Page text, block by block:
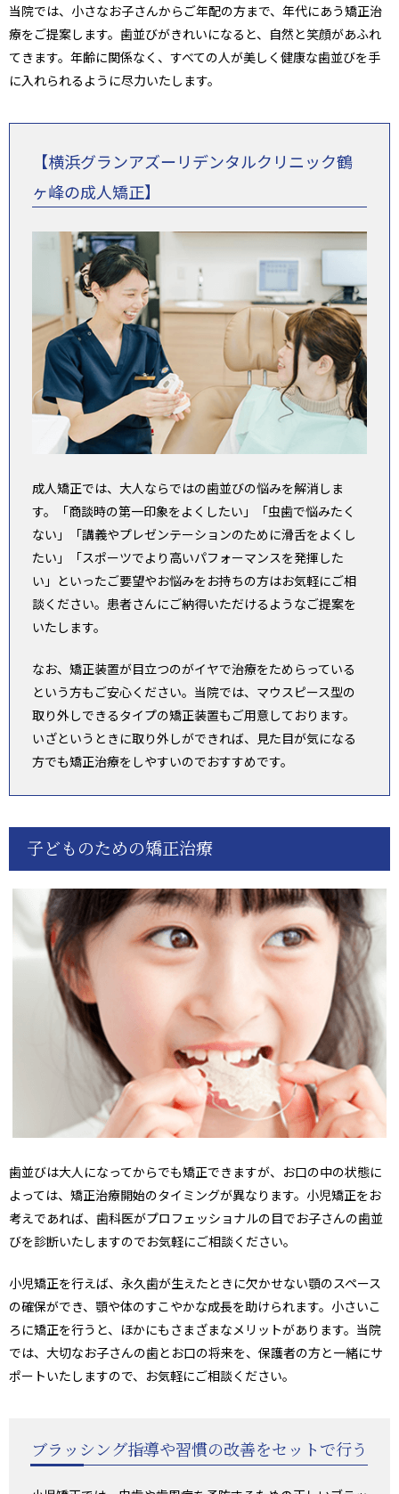
当院では、小さなお子さんからご年配の方まで、年代にあう矯正治
療をご提案します。歯並びがきれいになると、自然と笑顔があふれ
てきます。年齢に関係なく、すべての人が美しく健康な歯並びを手
に入れられるように尽力いたします。
【横浜グランアズーリデンタルクリニック鶴
ヶ峰の成人矯正】
成人矯正では、大人ならではの歯並びの悩みを解消しま
す。「商談時の第一印象をよくしたい」「虫歯で悩みたく
ない」「講義やプレゼンテーションのために滑舌をよくし
たい」「スポーツでより高いパフォーマンスを発揮した
い」といったご要望やお悩みをお持ちの方はお気軽にご相
談ください。患者さんにご納得いただけるようなご提案を
いたします。
なお、矯正装置が目立つのがイヤで治療をためらっている
という方もご安心ください。当院では、マウスピース型の
取り外しできるタイプの矯正装置もご用意しております。
いざというときに取り外しができれば、見た目が気になる
方でも矯正治療をしやすいのでおすすめです。
子どものための矯正治療
歯並びは大人になってからでも矯正できますが、お口の中の状態に
よっては、矯正治療開始のタイミングが異なります。小児矯正をお
考えであれば、歯科医がプロフェッショナルの目でお子さんの歯並
びを診断いたしますのでお気軽にご相談ください。
小児矯正を行えば、永久歯が生えたときに欠かせない顎のスペース
の確保ができ、顎や体のすこやかな成長を助けられます。小さいこ
ろに矯正を行うと、ほかにもさまざまなメリットがあります。当院
では、大切なお子さんの歯とお口の将来を、保護者の方と一緒にサ
ポートいたしますので、お気軽にご相談ください。
ブラッシング指導や習慣の改善をセットで行う